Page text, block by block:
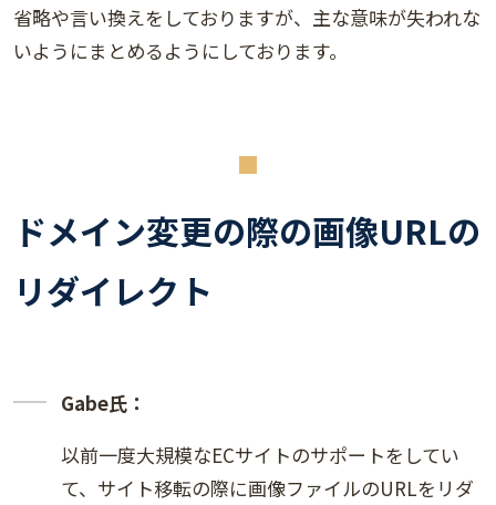
省略や言い換えをしておりますが、主な意味が失われな
いようにまとめるようにしております。
ドメイン変更の際の画像URLの
リダイレクト
Gabe氏：
以前一度大規模なECサイトのサポートをしてい
て、サイト移転の際に画像ファイルのURLをリダ